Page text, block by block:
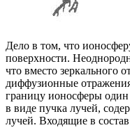
Дело в том, что
поверхности.
что вместо зеркального
диффузионные
границу ионосферы один
в виде пучка лучей,
лучей. Входящие в